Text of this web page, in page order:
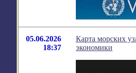
05.06.2026
18:37
Карта морских
экономики